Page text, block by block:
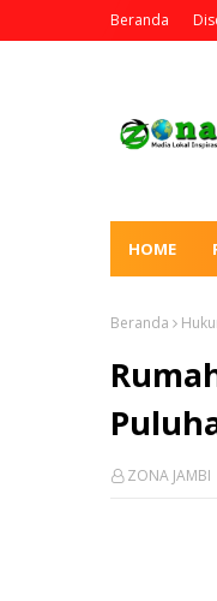
Beranda
HOME
Beranda
ZONA JAMBI